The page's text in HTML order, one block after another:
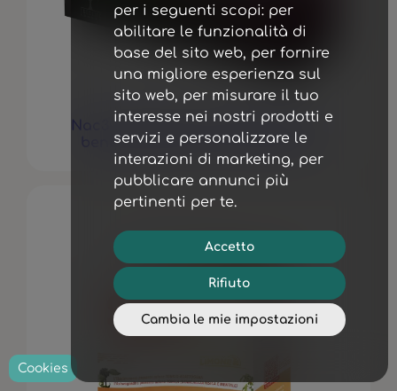
per i seguenti scopi: per
abilitare le funzionalità di
base del sito web, per fornire
una migliore esperienza sul
sito web, per misurare il tuo
interesse nei nostri prodotti e
servizi e personalizzare le
interazioni di marketing, per
pubblicare annunci più
pertinenti per te.
Accetto
Rifiuto
Cambia le mie impostazioni
Cookies
Nac3 Integratore Alimentare per il
benessere delle vie respiratorie